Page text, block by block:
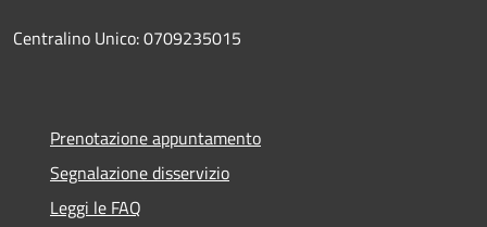
Centralino Unico: 0709235015
Prenotazione appuntamento
Segnalazione disservizio
Leggi le FAQ